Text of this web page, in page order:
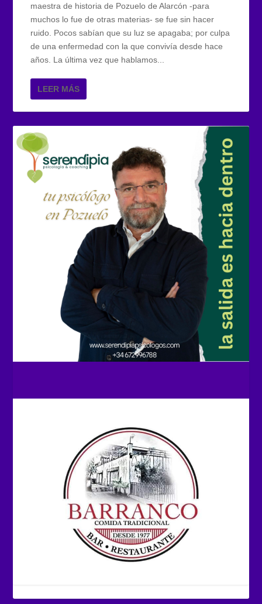
maestra de historia de Pozuelo de Alarcón -para
muchos lo fue de otras materias- se fue sin hacer
ruido. Pocos sabían que su luz se apagaba; por culpa
de una enfermedad con la que convivía desde hace
años. La última vez que hablamos...
LEER MÁS